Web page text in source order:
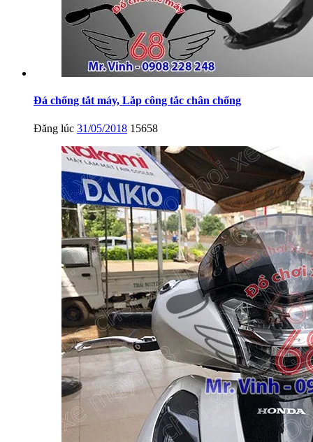
Đá chống tắt máy, Lắp công tắc chân chống
Đăng lúc 31/05/2018 15658